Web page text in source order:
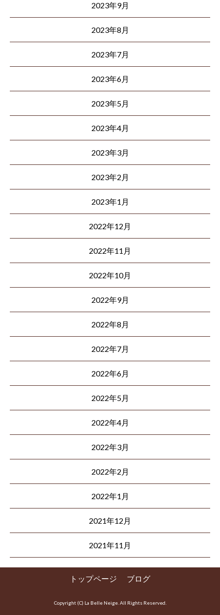
2023年9月
2023年8月
2023年7月
2023年6月
2023年5月
2023年4月
2023年3月
2023年2月
2023年1月
2022年12月
2022年11月
2022年10月
2022年9月
2022年8月
2022年7月
2022年6月
2022年5月
2022年4月
2022年3月
2022年2月
2022年1月
2021年12月
2021年11月
トップページ ブログ
Copyright (C) La Belle Neige. All Rights Reserved.